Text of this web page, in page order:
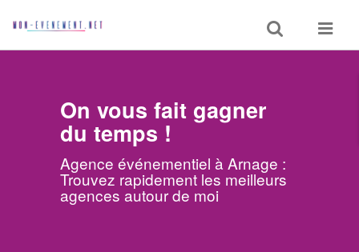
Toggle
search
Toggle
On vous fait gagner
du temps !
Agence événementiel à Arnage :
Trouvez rapidement les meilleurs
agences autour de moi